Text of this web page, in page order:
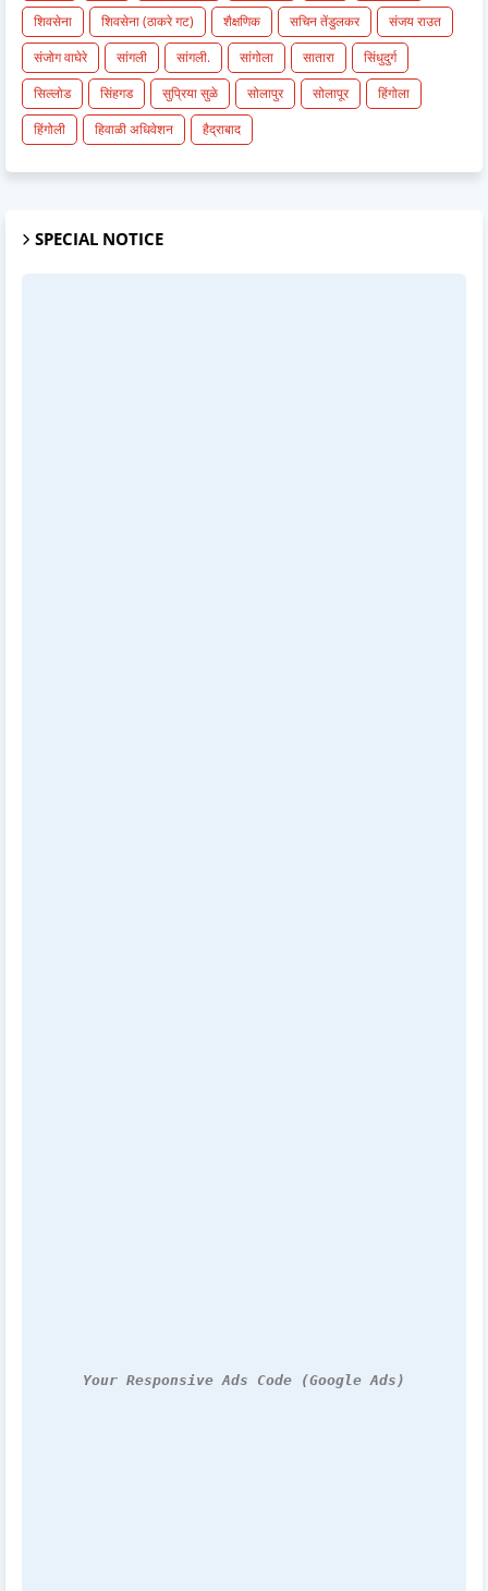
शिवसेना शिवसेना (ठाकरे गट) शैक्षणिक सचिन तेंडुलकर
संजय राउत
संजोग वाघेरे
सांगली सांगली. सांगोला सातारा
सिंधुदुर्ग
सिल्लोड
सिंहगड सुप्रिया सुळे सोलापुर सोलापूर
हिंगोला
हिंगोली
हिवाळी अधिवेशन हैद्राबाद
SPECIAL NOTICE
Your Responsive Ads Code (Google Ads)